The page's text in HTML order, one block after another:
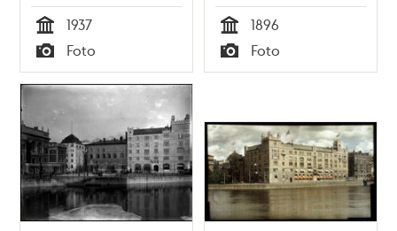
Tid
1937
Typ
Foto Tid
1896
Typ
Foto